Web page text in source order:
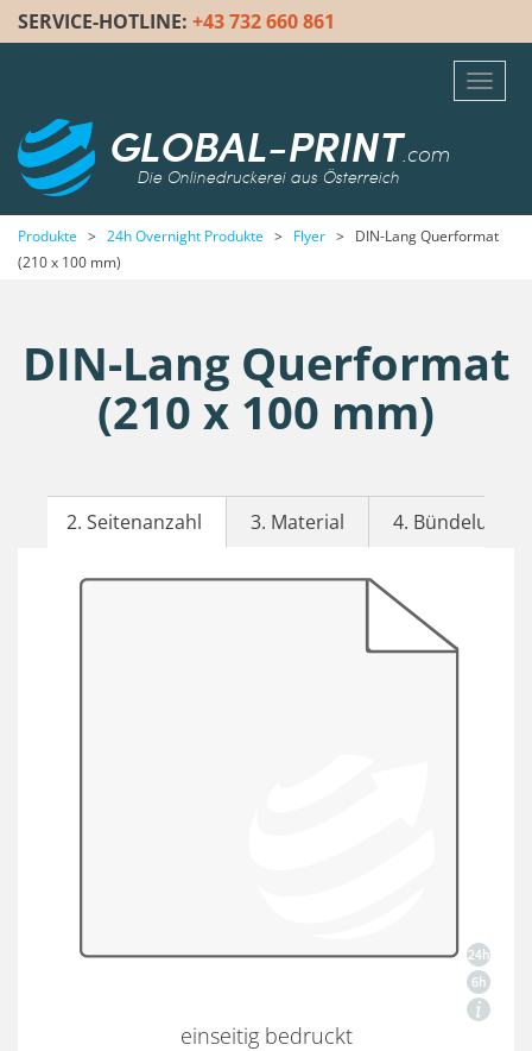
SERVICE-HOTLINE: +43 732 660 861
GLOBAL-PRINT.com
Die Onlinedruckerei aus Österreich
Produkte > 24h Overnight Produkte > Flyer >
DIN-Lang Querformat
(210 x 100 mm)
DIN-Lang Querformat
(210 x 100 mm)
2. Seitenanzahl 3. Material 4. Bündelung
einseitig bedruckt